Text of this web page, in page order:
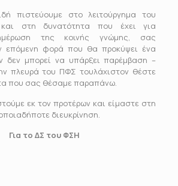
στο λειτούργημα του
και στη δυνατότητα που έχει για
της κοινής γνώμης, σας
επόμενη φορά που θα προκύψει ένα
δεν μπορεί να υπάρξει παρέμβαση –
πλευρά του ΠΦΣ τουλάχιστον θέστε
που σας θέσαμε παραπάνω.
εκ τον προτέρων και είμαστε στη
διευκρίνηση.
Για το ΔΣ του ΦΣΗ